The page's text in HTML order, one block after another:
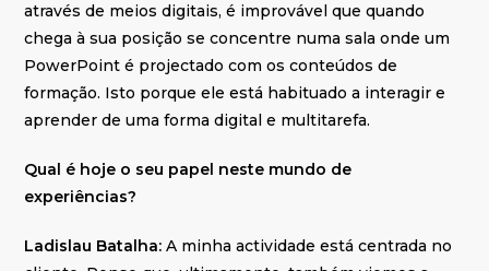
através de meios digitais, é improvável que quando
chega à sua posição se concentre numa sala onde um
PowerPoint é projectado com os conteúdos de
formação. Isto porque ele está habituado a interagir e
aprender de uma forma digital e multitarefa.
Qual é hoje o seu papel neste mundo de
experiências?
Ladislau Batalha: A minha actividade está centrada no